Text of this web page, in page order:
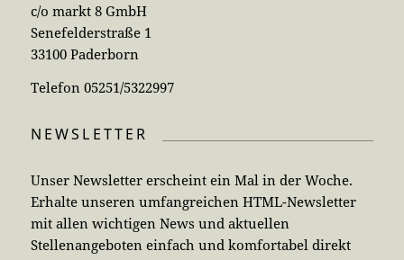
c/o markt 8 GmbH
Senefelderstraße 1
33100 Paderborn
Telefon 05251/5322997
NEWSLETTER
Unser Newsletter erscheint ein Mal in der Woche.
Erhalte unseren umfangreichen HTML-Newsletter
mit allen wichtigen News und aktuellen
Stellenangeboten einfach und komfortabel direkt